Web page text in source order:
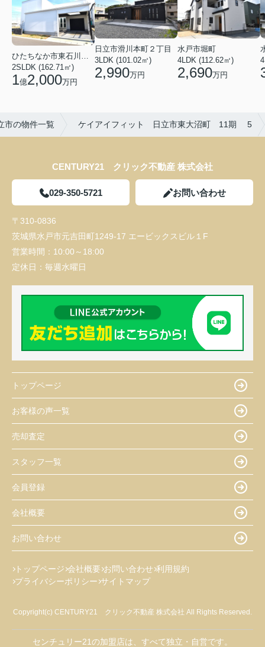
2SLDK (162.71㎡)
1億2,000万円
日立市滑川本町２丁目
3LDK (101.02㎡)
2,990万円
水戸市堀町
4LDK (112.62㎡)
2,690万円
市の物件一覧 ケイアイフィット 日立市東大沼町 11期 5
CENTURY21 クリック不動産 株式会社
029-350-5721 お問い合わせ
〒310-0836
茨城県水戸市元吉田町1249-17 エービックスビル１F
営業時間： 10:00～18:00
定休日： 毎週水曜日
トップページ
お客様の声一覧
売却査定
スタッフ一覧
会員登録
会社概要
お問い合わせ
トップページ 会社概要 お問い合わせ 利用規約
プライバシーポリシー サイトマップ
Copyright(c) CENTURY21 クリック不動産 株式会社 All Rights Reserved.
センチュリー21の加盟店は、すべて独立・自営です。